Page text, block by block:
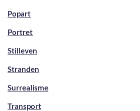
Popart
Portret
Stilleven
Stranden
Surrealisme
Transport